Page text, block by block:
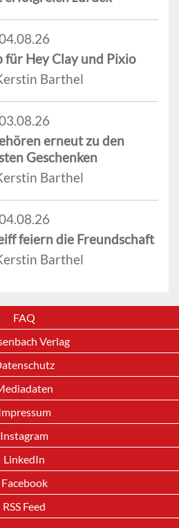
für Hey Clay und Pixio
Barthel
erneut zu den
Geschenken
Barthel
feiern die Freundschaft
Barthel
FAQ
Verlag
Instagram
LinkedIn
Facebook
RSS Feed